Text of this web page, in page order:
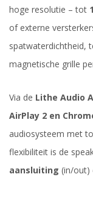
hoge resolutie – tot
of externe
spatwaterdichtheid,
magnetische grille
Via de Lithe Audio
AirPlay 2 en
audiosysteem met
flexibiliteit is de
aansluiting (in/out)